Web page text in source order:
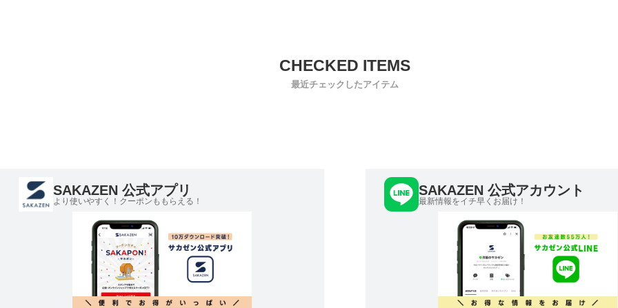
最近チェックしたアイテム
SAKAZEN 公式アプリ
より使いやすく！クーポンももらえる！
SAKAZEN 公式アカウント
最新情報をイチ早くお届け！